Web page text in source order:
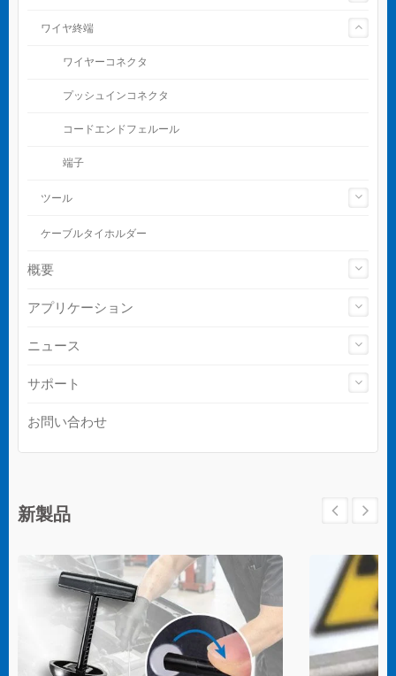
ワイヤ終端
ワイヤーコネクタ
プッシュインコネクタ
コードエンドフェルール
端子
ツール
ケーブルタイホルダー
概要
アプリケーション
ニュース
サポート
お問い合わせ
新製品